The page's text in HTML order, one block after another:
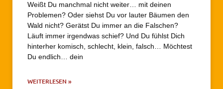
Weißt Du manchmal nicht weiter… mit deinen
Problemen? Oder siehst Du vor lauter Bäumen den
Wald nicht? Gerätst Du immer an die Falschen?
Läuft immer irgendwas schief? Und Du fühlst Dich
hinterher komisch, schlecht, klein, falsch… Möchtest
Du endlich… dein
WEITERLESEN »